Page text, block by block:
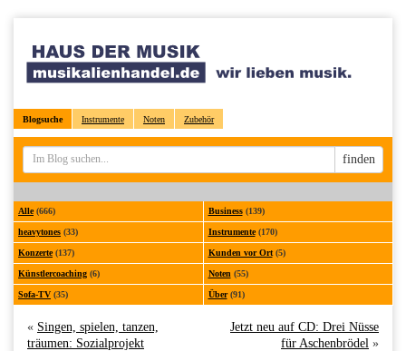
Blogsuche Instrumente Noten Zubehör
Sucheingabe
finden
Alle(666) Business(139)
heavytones (33) Instrumente(170)
Konzerte(137) Kunden vor Ort(5)
Künstlercoaching (6) Noten (55)
Sofa-TV (35) Über(91)
« Singen, spielen, tanzen,
träumen: Sozialprojekt
Jetzt neu auf CD: Drei Nüsse
für Aschenbrödel »